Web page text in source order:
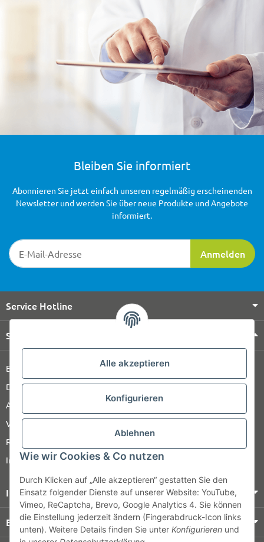
Alle akzeptieren
Konfigurieren
Ablehnen
Wie wir Cookies & Co nutzen
Durch Klicken auf „Alle akzeptieren“ gestatten Sie den
Einsatz folgender Dienste auf unserer Website: YouTube,
Vimeo, ReCaptcha, Brevo, Google Analytics 4. Sie können
die Einstellung jederzeit ändern (Fingerabdruck-Icon links
unten). Weitere Details finden Sie unter Konfigurieren und
Bleiben Sie informiert
Newsletter-Registrierung
Anmelden
Abonnieren Sie jetzt einfach unseren regelmäßig erscheinenden
Newsletter und werden Sie über neue Produkte und Angebote
informiert.
Service Hotline
Shop Service
Barrierefreiheitserklärung
Datenschutz
AGB
Versandinformationen
Retour
Impressum
Informationen
Bezahlung & Versand